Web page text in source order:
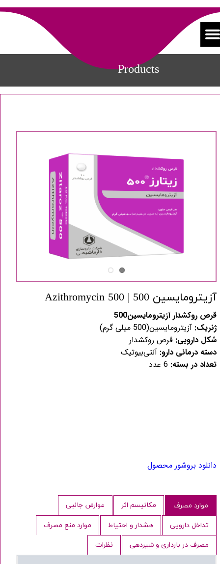
Products
آزیترومایسین 500 | Azithromycin 500
قرص روکشدار آزیترومایسین500
ژنریک: آزیترومایسین(500 میلی گرم)
شکل دارویی: قرص روکشدار
دسته درمانی دارو: آنتی‌بیوتیک
تعداد در بسته:
دانلود بروشور محصول
موارد مصرف مکانیسم اثر عوارض جانبی
تداخل دارویی هشدار و احتیاط موارد منع مصرف
مصرف در بارداری و شیردهی نظرات